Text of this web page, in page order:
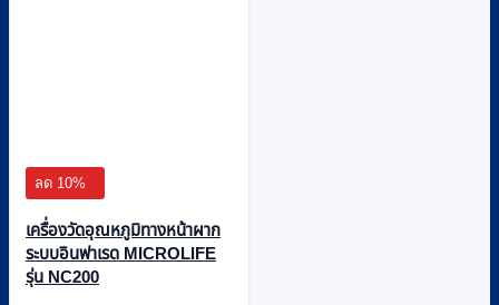
ลด 10%
เครื่องวัดอุณหภูมิทางหน้าผาก
ระบบอินฟาเรด MICROLIFE
รุ่น NC200